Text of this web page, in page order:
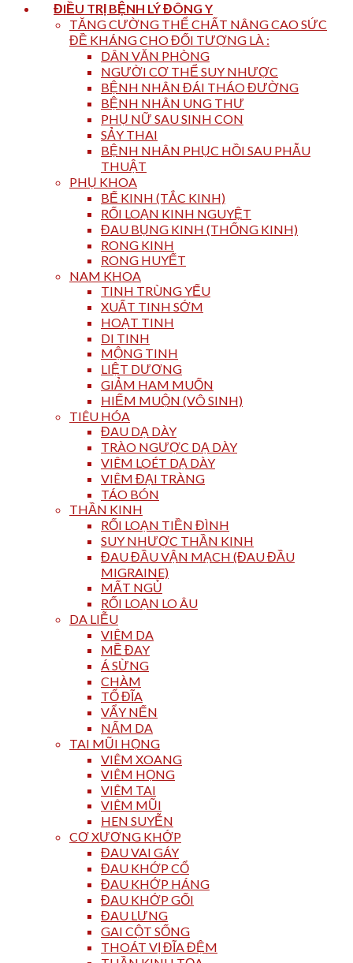
ĐIỀU TRỊ BỆNH LÝ ĐÔNG Y
TĂNG CƯỜNG THỂ CHẤT NÂNG CAO SỨC
ĐỀ KHÁNG CHO ĐỐI TƯỢNG LÀ :
DÂN VĂN PHÒNG
NGƯỜI CƠ THỂ SUY NHƯỢC
BỆNH NHÂN ĐÁI THÁO ĐƯỜNG
BỆNH NHÂN UNG THƯ
PHỤ NỮ SAU SINH CON
SẢY THAI
BỆNH NHÂN PHỤC HỒI SAU PHẪU
THUẬT
PHỤ KHOA
BẾ KINH (TẮC KINH)
RỐI LOẠN KINH NGUYỆT
ĐAU BỤNG KINH (THỐNG KINH)
RONG KINH
RONG HUYẾT
NAM KHOA
TINH TRÙNG YẾU
XUẤT TINH SỚM
HOẠT TINH
DI TINH
MỘNG TINH
LIỆT DƯƠNG
GIẢM HAM MUỐN
HIẾM MUỘN (VÔ SINH)
TIÊU HÓA
ĐAU DẠ DÀY
TRÀO NGƯỢC DẠ DÀY
VIÊM LOÉT DẠ DÀY
VIÊM ĐẠI TRÀNG
TÁO BÓN
THẦN KINH
RỐI LOẠN TIỀN ĐÌNH
SUY NHƯỢC THẦN KINH
ĐAU ĐẦU VẬN MẠCH (ĐAU ĐẦU
MIGRAINE)
MẤT NGỦ
RỐI LOẠN LO ÂU
DA LIỄU
VIÊM DA
MỀ ĐAY
Á SỪNG
CHÀM
TỔ ĐĨA
VẨY NẾN
NẤM DA
TAI MŨI HỌNG
VIÊM XOANG
VIÊM HỌNG
VIÊM TAI
VIÊM MŨI
HEN SUYỄN
CƠ XƯƠNG KHỚP
ĐAU VAI GÁY
ĐAU KHỚP CỔ
ĐAU KHỚP HÁNG
ĐAU KHỚP GỐI
ĐAU LƯNG
GAI CỘT SỐNG
THOÁT VỊ ĐĨA ĐỆM